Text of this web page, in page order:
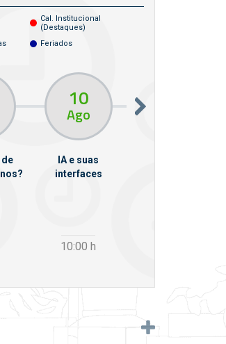
Cal. Institucional
(destaques)
Feriados
de
10
Ago
IA e suas
interfaces
10:00 h